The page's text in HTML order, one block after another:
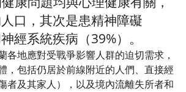
口，其次是患精神障礙
經系統疾病（39%）。
各地應對受戰爭影響人群的迫切需求，
，包括仍居於前線附近的人們、直接經
者及其家人），以及境內流離失所者和